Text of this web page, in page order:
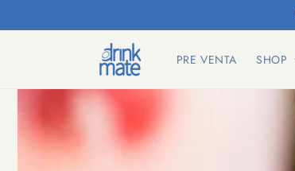
al contenido
PRE VENTA SHOP